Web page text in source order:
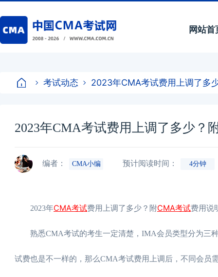
网站首
考试动态 2023年CMA考试费用上调了多
2023年CMA考试费用上调了多少？
编者： CMA小编 预计阅读时间： 4分钟
2023年CMA考试费用上调了多少？附CMA考试费用说
熟悉CMA考试的考生一定清楚，IMA会员类型分为三种
试费也是不一样的，那么CMA考试费用上调后，不同会员